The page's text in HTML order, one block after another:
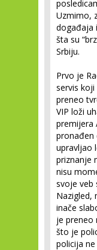
Uzmimo,
događaja
šta su
Srbiju.
Prvo je
servis
preneo
VIP loži
premijera
pronađen
upravljao
priznanje
nisu
svoje veb
Nazigled,
inače
je preneo
što je
policija